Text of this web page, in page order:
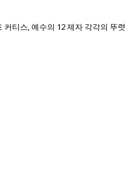
티스, 예수의 12 제자 각각의 뚜